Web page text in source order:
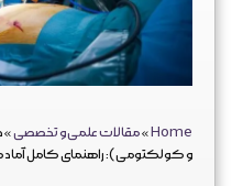
نظرات زیباجویان
کلینیک دکتر احمد یکتا
فارسی Home
»مقالات علمی و تخصصی»
و کولکتومی): راهنمای کامل